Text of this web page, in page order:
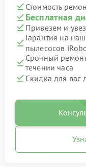
Стоимость
Бесплатная
Привезем и
Гарантия на
пылесосов
Срочный
течении часа
Скидка для вас